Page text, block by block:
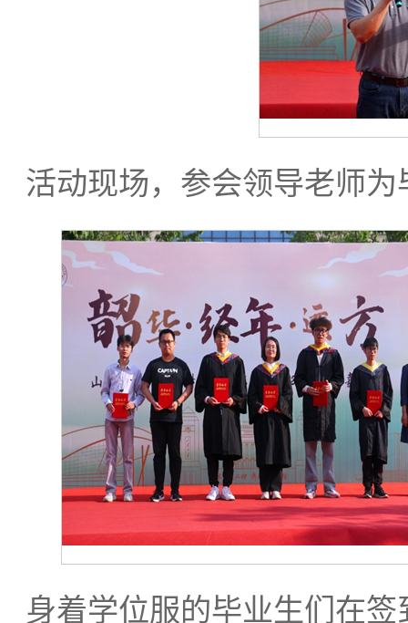
活动现场，参会领导老师
身着学位服的毕业生们在